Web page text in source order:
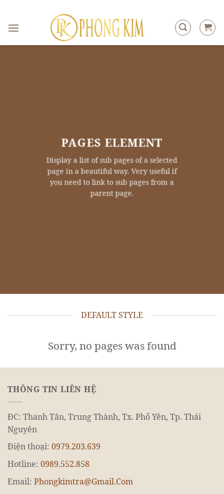
content
PAGES ELEMENT
Display a list of sub pages of a selected
page in a beautiful way. Very useful if
you need to link to sub pages from a
parent page.
DEFAULT STYLE
Sorry, no pages was found
THÔNG TIN LIÊN HỆ
ĐC: Thanh Tân, Trung Thành, Tx. Phổ Yên, Tp. Thái
Nguyên
Điện thoại: 0979.203.639
Hotline: 0989.552.858
Email: Phongkimtra@Gmail.Com